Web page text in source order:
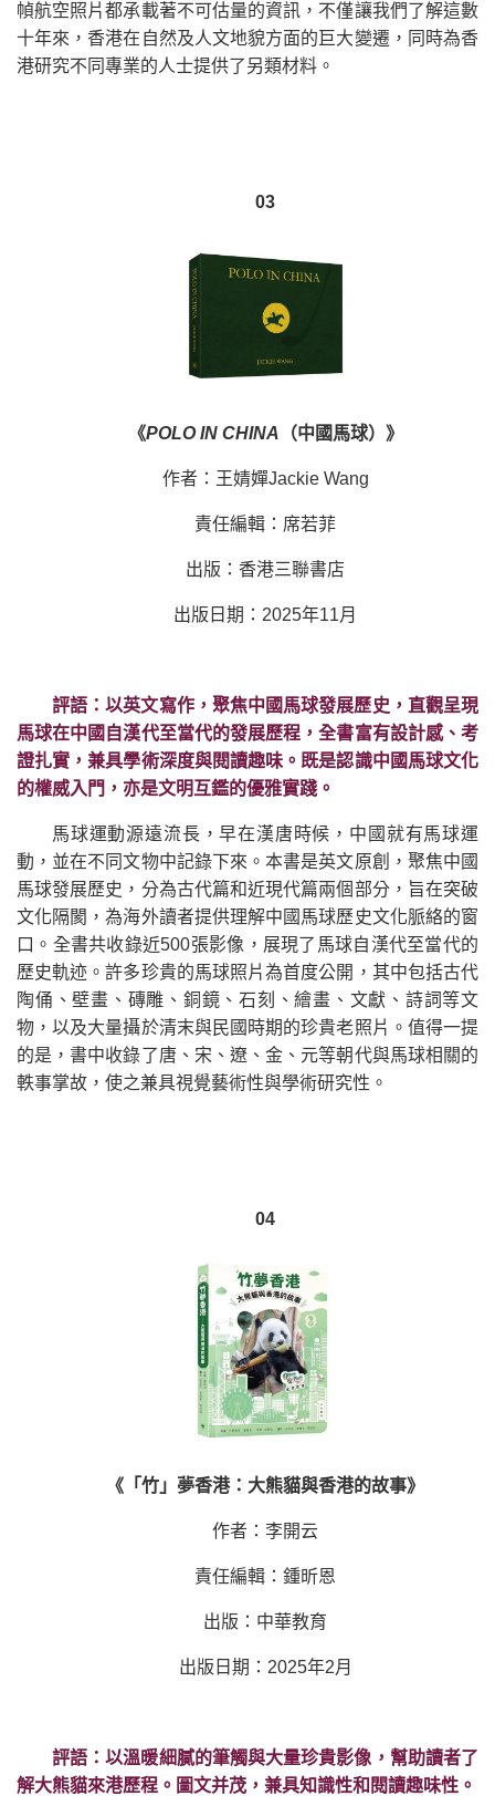
幀航空照片都承載著不可估量的資訊，不僅讓我們了解這數
十年來，香港在自然及人文地貌方面的巨大變遷，同時為香
港研究不同專業的人士提供了另類材料。
03
《POLO IN CHINA （中國馬球）》
作者：王婧嬋Jackie Wang
責任編輯：席若菲
出版：香港三聯書店
出版日期：2025年11月
評語：以英文寫作，聚焦中國馬球發展歷史，直觀呈現
馬球在中國自漢代至當代的發展歷程，全書富有設計感、考
證扎實，兼具學術深度與閱讀趣味。既是認識中國馬球文化
的權威入門，亦是文明互鑑的優雅實踐。
馬球運動源遠流長，早在漢唐時候，中國就有馬球運
動，並在不同文物中記錄下來。本書是英文原創，聚焦中國
馬球發展歷史，分為古代篇和近現代篇兩個部分，旨在突破
文化隔閡，為海外讀者提供理解中國馬球歷史文化脈絡的窗
口。全書共收錄近500張影像，展現了馬球自漢代至當代的
歷史軌迹。許多珍貴的馬球照片為首度公開，其中包括古代
陶俑、壁畫、磚雕、銅鏡、石刻、繪畫、文獻、詩詞等文
物，以及大量攝於清末與民國時期的珍貴老照片。值得一提
的是，書中收錄了唐、宋、遼、金、元等朝代與馬球相關的
軼事掌故，使之兼具視覺藝術性與學術研究性。
04
《「竹」夢香港：大熊貓與香港的故事》
作者：李開云
責任編輯：鍾昕恩
出版：中華教育
出版日期：2025年2月
評語：以溫暖細膩的筆觸與大量珍貴影像，幫助讀者了
解大熊貓來港歷程。圖文并茂，兼具知識性和閱讀趣味性。